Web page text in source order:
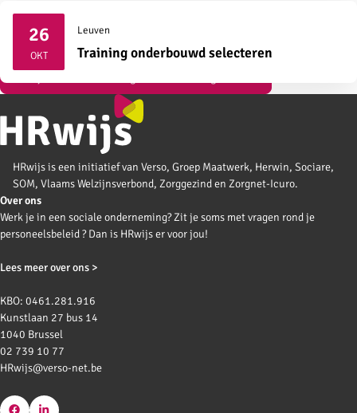
26
OKT2026
Leuven
Training onderbouwd selecteren
HRwijs is een initiatief van Verso, Groep Maatwerk, Herwin, Sociare,
SOM, Vlaams Welzijnsverbond, Zorggezind en Zorgnet-Icuro.
Over ons
Werk je in een sociale onderneming? Zit je soms met vragen rond je
personeelsbeleid ? Dan is HRwijs er voor jou!
Lees meer over ons >
KBO: 0461.281.916
Kunstlaan 27 bus 14
1040 Brussel
02 739 10 77
HRwijs@verso-net.be